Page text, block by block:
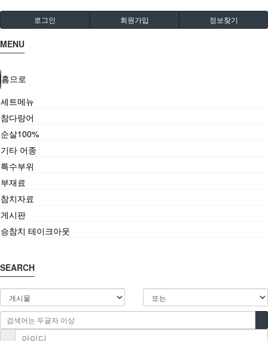
로그인 회원가입 정보찾기
MENU
홈으로
세트메뉴
참다랑어
순살100%
기타 어종
특수부위
부재료
참치자료
게시판
승참치 테이크아웃
SEARCH